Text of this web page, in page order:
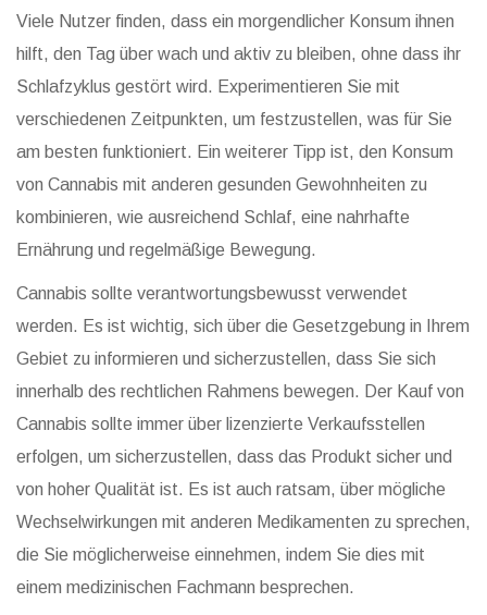
Viele Nutzer finden, dass ein morgendlicher Konsum ihnen
hilft, den Tag über wach und aktiv zu bleiben, ohne dass ihr
Schlafzyklus gestört wird. Experimentieren Sie mit
verschiedenen Zeitpunkten, um festzustellen, was für Sie
am besten funktioniert. Ein weiterer Tipp ist, den Konsum
von Cannabis mit anderen gesunden Gewohnheiten zu
kombinieren, wie ausreichend Schlaf, eine nahrhafte
Ernährung und regelmäßige Bewegung.
Cannabis sollte verantwortungsbewusst verwendet
werden. Es ist wichtig, sich über die Gesetzgebung in Ihrem
Gebiet zu informieren und sicherzustellen, dass Sie sich
innerhalb des rechtlichen Rahmens bewegen. Der Kauf von
Cannabis sollte immer über lizenzierte Verkaufsstellen
erfolgen, um sicherzustellen, dass das Produkt sicher und
von hoher Qualität ist. Es ist auch ratsam, über mögliche
Wechselwirkungen mit anderen Medikamenten zu sprechen,
die Sie möglicherweise einnehmen, indem Sie dies mit
einem medizinischen Fachmann besprechen.